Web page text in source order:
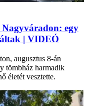
egy
| VIDEÓ
augusztus 8-án
tömbház harmadik
életét vesztette.